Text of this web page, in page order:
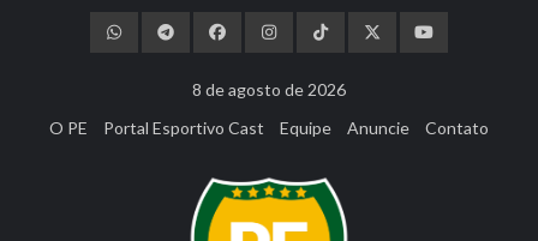
8 de agosto de 2026
O PE
Portal Esportivo Cast Equipe Anuncie Contato